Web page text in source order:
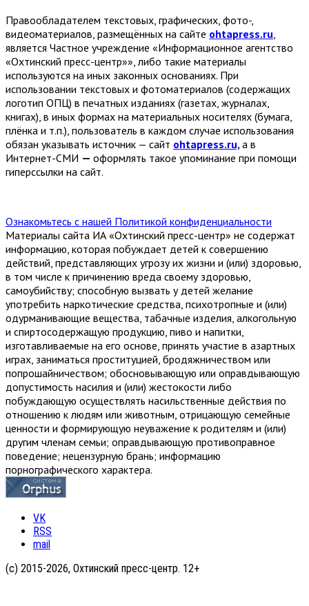
Правообладателем текстовых, графических, фото-,
видеоматериалов, размещённых на сайте ohtapress.ru,
является Частное учреждение «Информационное агентство
«Охтинский пресс-центр»», либо такие материалы
используются на иных законных основаниях. При
использовании текстовых и фотоматериалов (содержащих
логотип ОПЦ) в печатных изданиях (газетах, журналах,
книгах), в иных формах на материальных носителях (бумага,
плёнка и т.п.), пользователь в каждом случае использования
обязан указывать источник — сайт ohtapress.ru, а в
Интернет-СМИ — оформлять такое упоминание при помощи
гиперссылки на сайт.
Ознакомьтесь с нашей Политикой конфиденциальности
Материалы сайта ИА «Охтинский пресс-центр» не содержат
информацию, которая побуждает детей к совершению
действий, представляющих угрозу их жизни и (или) здоровью,
в том числе к причинению вреда своему здоровью,
самоубийству; способную вызвать у детей желание
употребить наркотические средства, психотропные и (или)
одурманивающие вещества, табачные изделия, алкогольную
и спиртосодержащую продукцию, пиво и напитки,
изготавливаемые на его основе, принять участие в азартных
играх, заниматься проституцией, бродяжничеством или
попрошайничеством; обосновывающую или оправдывающую
допустимость насилия и (или) жестокости либо
побуждающую осуществлять насильственные действия по
отношению к людям или животным, отрицающую семейные
ценности и формирующую неуважение к родителям и (или)
другим членам семьи; оправдывающую противоправное
поведение; нецензурную брань; информацию
порнографического характера.
VK
RSS
mail
(с) 2015-2026, Охтинский пресс-центр. 12+